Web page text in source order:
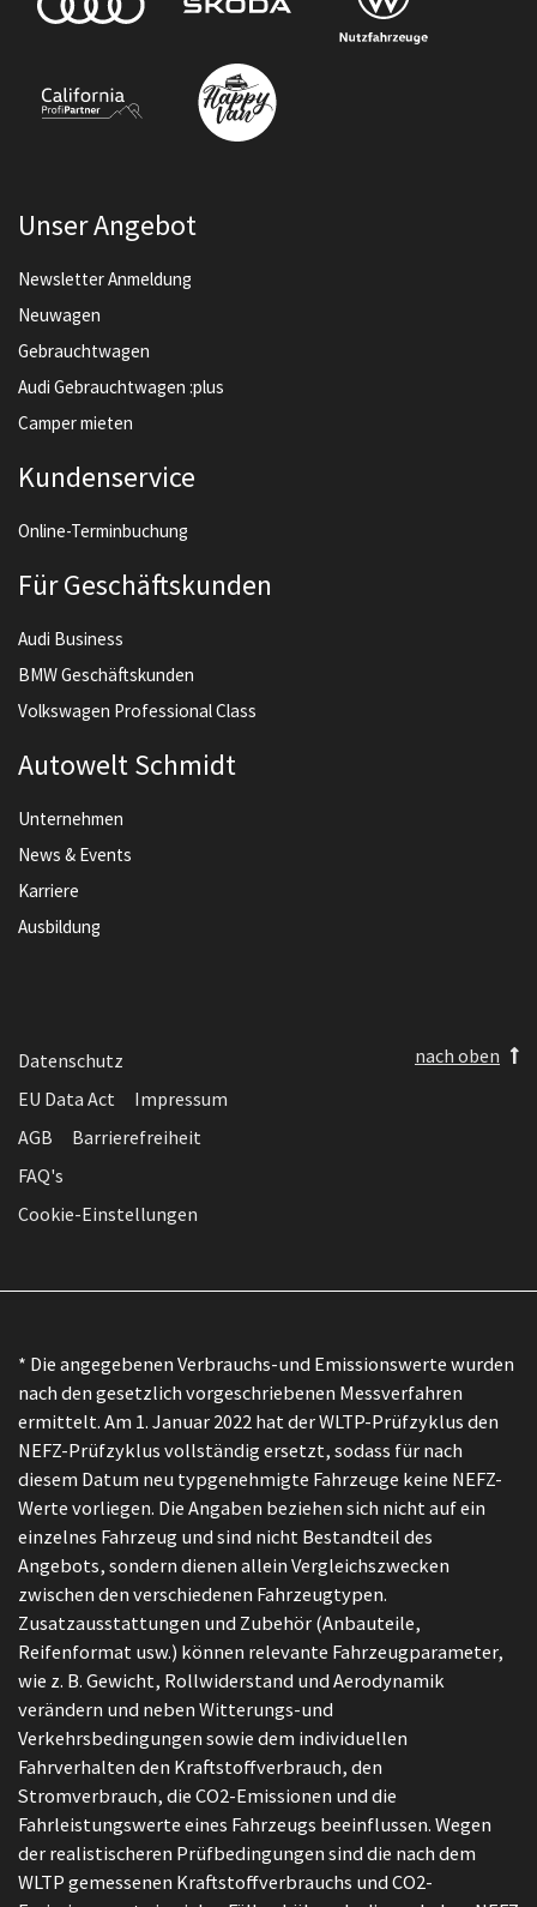
Unser Angebot
Newsletter Anmeldung
Neuwagen
Gebrauchtwagen
Audi Gebrauchtwagen :plus
Camper mieten
Kundenservice
Online-Terminbuchung
Für Geschäftskunden
Audi Business
BMW Geschäftskunden
Volkswagen Professional Class
Autowelt Schmidt
Unternehmen
News & Events
Karriere
Ausbildung
Datenschutz
EU Data Act
Impressum
AGB
Barrierefreiheit
FAQ's
Cookie-Einstellungen
nach oben
* Die angegebenen Verbrauchs-und Emissionswerte wurden
nach den gesetzlich vorgeschriebenen Messverfahren
ermittelt. Am 1. Januar 2022 hat der WLTP-Prüfzyklus den
NEFZ-Prüfzyklus vollständig ersetzt, sodass für nach
diesem Datum neu typgenehmigte Fahrzeuge keine NEFZ-
Werte vorliegen. Die Angaben beziehen sich nicht auf ein
einzelnes Fahrzeug und sind nicht Bestandteil des
Angebots, sondern dienen allein Vergleichszwecken
zwischen den verschiedenen Fahrzeugtypen.
Zusatzausstattungen und Zubehör (Anbauteile,
Reifenformat usw.) können relevante Fahrzeugparameter,
wie z. B. Gewicht, Rollwiderstand und Aerodynamik
verändern und neben Witterungs-und
Verkehrsbedingungen sowie dem individuellen
Fahrverhalten den Kraftstoffverbrauch, den
Stromverbrauch, die CO2-Emissionen und die
Fahrleistungswerte eines Fahrzeugs beeinflussen. Wegen
der realistischeren Prüfbedingungen sind die nach dem
WLTP gemessenen Kraftstoffverbrauchs und CO2-